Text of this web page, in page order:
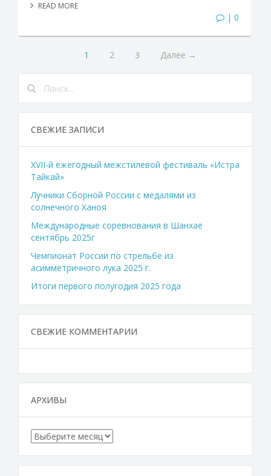
READ MORE
| 0
1 2 3 Далее →
СВЕЖИЕ ЗАПИСИ
XVII-й ежегодный межстилевой фестиваль «Истра
Тайкай»
Лучники Сборной России с медалями из
солнечного Ханоя
Международные соревнования в Шанхае
сентябрь 2025г
Чемпионат России по стрельбе из
асимметричного лука 2025 г.
Итоги первого полугодия 2025 года
СВЕЖИЕ КОММЕНТАРИИ
АРХИВЫ
Архивы